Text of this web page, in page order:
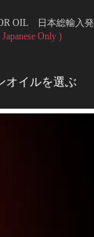
OIL 日本総輸入発
Only )
オイルを選ぶ